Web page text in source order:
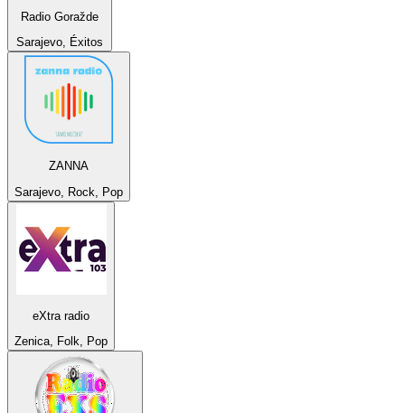
Radio Goražde
Sarajevo, Éxitos
ZANNA
Sarajevo, Rock, Pop
eXtra radio
Zenica, Folk, Pop